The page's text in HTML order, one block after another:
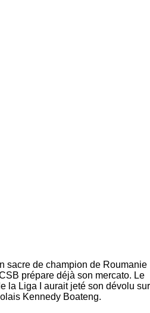
sacre de champion de Roumanie
prépare déjà son mercato. Le
la Liga I aurait jeté son dévolu sur
Kennedy Boateng.